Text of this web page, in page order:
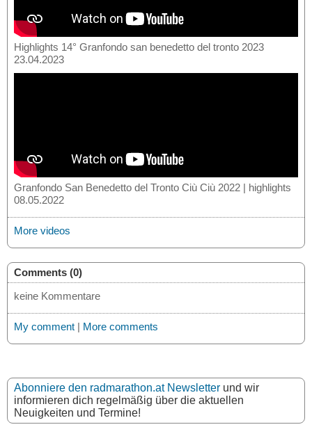
Highlights 14° Granfondo san benedetto del tronto 2023
23.04.2023
Granfondo San Benedetto del Tronto Ciù Ciù 2022 | highlights
08.05.2022
More videos
Comments (0)
keine Kommentare
My comment | More comments
Abonniere den radmarathon.at Newsletter und wir
informieren dich regelmäßig über die aktuellen
Neuigkeiten und Termine!